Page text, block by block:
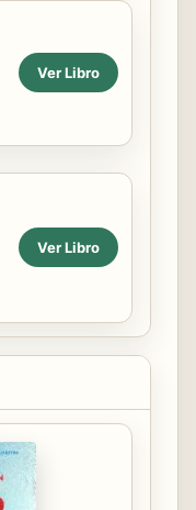
Ver Libro
Ver Libro